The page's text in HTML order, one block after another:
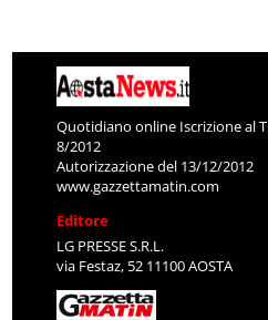
Quotidiano online Iscrizione al
8/2012
Autorizzazione del 13/12/2012
www.gazzettamatin.com
Editore
LG PRESSE S.R.L.
via Festaz, 52 11100 AOSTA